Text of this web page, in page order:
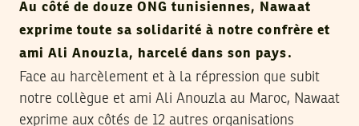
Au côté de douze ONG tunisiennes, Nawaat
exprime toute sa solidarité à notre confrère et
ami Ali Anouzla, harcelé dans son pays.
Face au harcèlement et à la répression que subit
notre collègue et ami Ali Anouzla au Maroc, Nawaat
exprime aux côtés de 12 autres organisations